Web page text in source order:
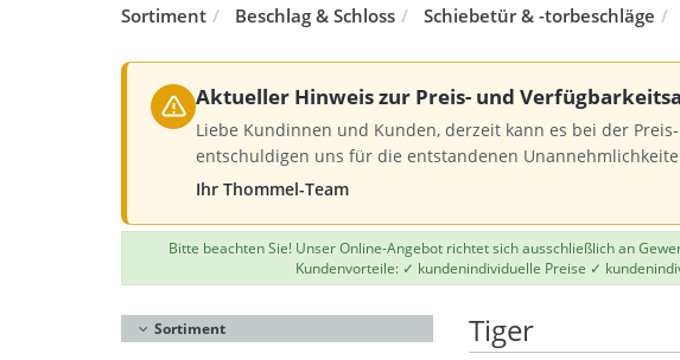
Sortiment Beschlag & Schloss Schiebetür & -torbeschläge
Aktueller Hinweis zur Preis- und
Liebe Kundinnen und Kunden, derzeit kann es bei der
entschuldigen uns für die entstandenen
Ihr Thommel-Team
Bitte beachten Sie! Unser Online-Angebot richtet sich ausschließlich an
Kundenvorteile: ✓ kundenindividuelle Preise ✓
Sortiment Tiger